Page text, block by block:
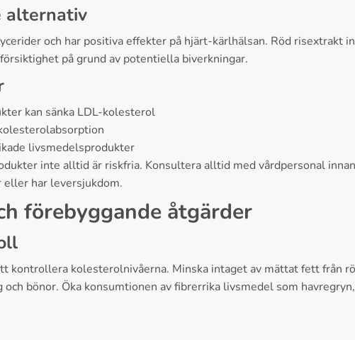
alternativ
och har positiva effekter på hjärt-kärlhälsan. Röd risextrakt
på grund av potentiella biverkningar.
kan sänka LDL-kolesterol
livsmedelsprodukter
inte alltid är riskfria. Konsultera alltid med vårdpersonal
har leversjukdom.
förebyggande åtgärder
kontrollera kolesterolnivåerna. Minska intaget av mättat fett från
bönor. Öka konsumtionen av fibrerrika livsmedel som